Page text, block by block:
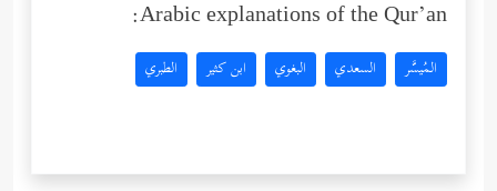
Arabic explanations of the Qur’an:
المُيسَّر السعدي البغوي ابن كثير الطبري